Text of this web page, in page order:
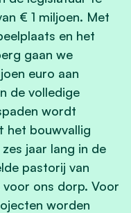
€ 1 miljoen. Met
en het
gaan we
euro aan
de volledige
wordt
het bouwvallig
jaar lang in de
pastorij van
ons dorp. Voor
worden